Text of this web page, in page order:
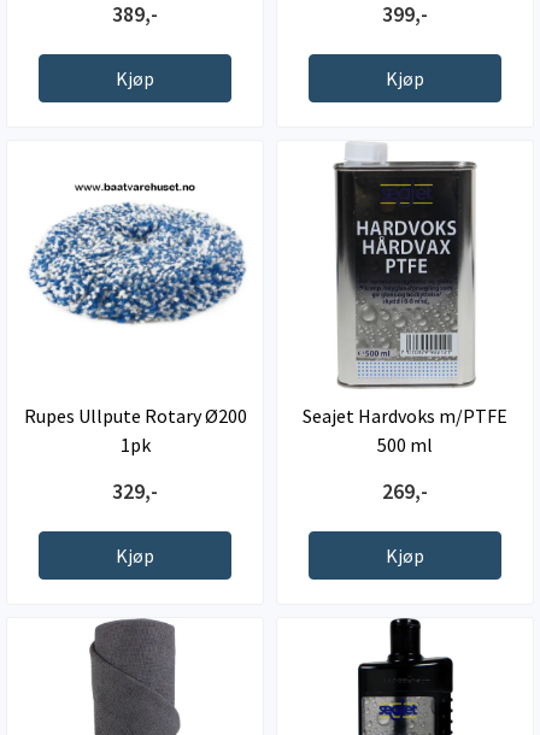
389,-
Kjøp
399,-
Kjøp
Rupes Ullpute Rotary Ø200
1pk
329,-
Kjøp
Seajet Hardvoks m/PTFE
500 ml
269,-
Kjøp